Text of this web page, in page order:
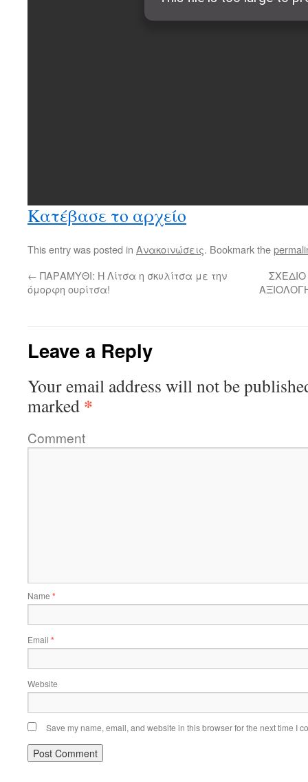
Κατέβασε το αρχείο
This entry was posted in Aνακοινώσεις. Bookmark the
← ΠΑΡΑΜΥΘΙ: Η Λίτσα η σκυλίτσα με την
όμορφη ουρίτσα!
Leave a Reply
Your email address will not be
marked *
Comment
Name *
Email *
Website
Save my name, email, and website in this browser for the next time I